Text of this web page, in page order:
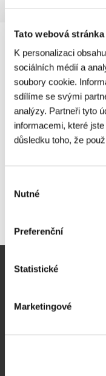
Tato webová
K personalizaci
sociálních médií a
soubory cookie.
sdílíme se svými
analýzy. Partneři tyto
informacemi, které
důsledku toho, že
souhlasu
Nutné
Preferenční
Statistické
Marketingové